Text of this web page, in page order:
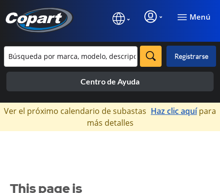
Menú
Registrarse
Centro de Ayuda
×
Ver el próximo calendario de subastas Haz clic aquípara
más detalles
This page is